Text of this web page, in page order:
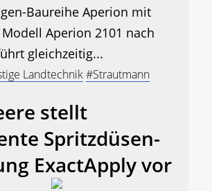
Baureihe Aperion mit
Aperion 2101 nach
gleichzeitig...
Landtechnik#Strautmann
stellt
Spritzdüsen-
ExactApply vor